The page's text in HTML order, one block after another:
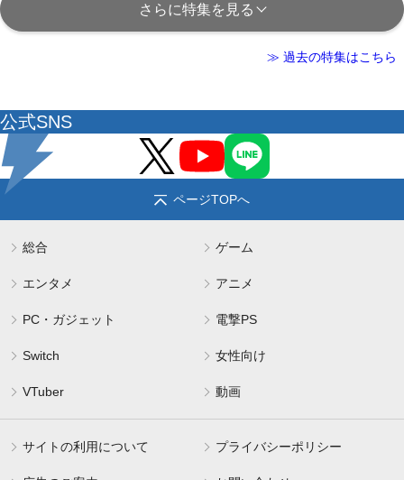
さらに特集を見る
≫ 過去の特集はこちら
公式SNS
ページTOPへ
総合 ゲーム
エンタメ アニメ
PC・ガジェット 電撃PS
Switch 女性向け
VTuber 動画
サイトの利用について プライバシーポリシー